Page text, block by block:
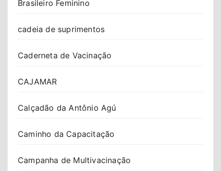
Brasileiro Feminino
cadeia de suprimentos
Caderneta de Vacinação
CAJAMAR
Calçadão da Antônio Agú
Caminho da Capacitação
Campanha de Multivacinação